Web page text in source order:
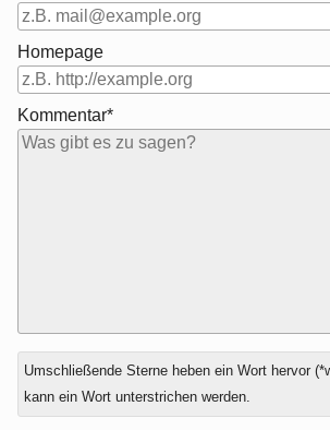
Homepage
Kommentar*
Antwort
zu
Umschließende Sterne heben ein Wort hervor
kann ein Wort unterstrichen werden.